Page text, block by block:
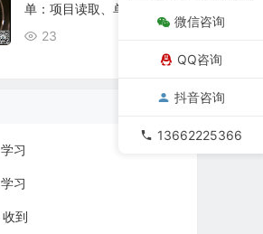
单：项目读取、单项确认与
复位核查
23
学习
学习
收到
微信咨询
QQ咨询
抖音咨询
13662225366